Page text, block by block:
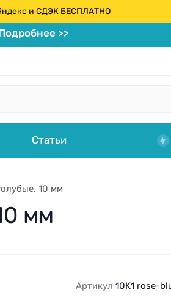
и СДЭК БЕСПЛАТНО
>>
Статьи
10 мм
мм
Артикул 10K1 rose-